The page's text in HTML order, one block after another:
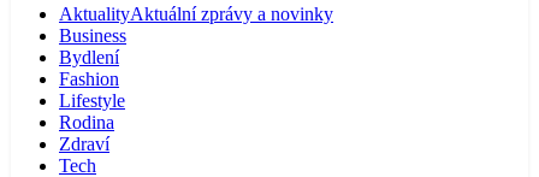
AktualityAktuální zprávy a novinky
Business
Bydlení
Fashion
Lifestyle
Rodina
Zdraví
Tech